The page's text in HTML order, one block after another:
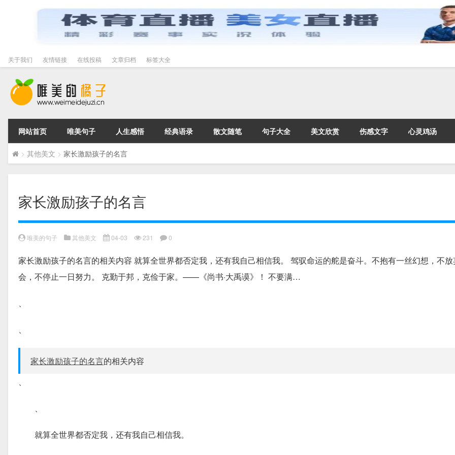
关于我们 友情链接 在线投稿 文章归档 标签大全
网站首页 唯美句子 人生感悟 经典语录 散文随笔 句子大全 美文欣赏 伤感文字 心灵鸡汤
> 其他美文 > 家长激励孩子的名言
家长激励孩子的名言
唯美的句子 其他美文 04-03 231 0
家长激励孩子的名言的相关内容 就算全世界都否定我，还有我自己相信我。 驾驭命运的舵是奋斗。不抱有一丝幻想，不
会，不停止一日努力。 克勤于邦，克俭于家。——《尚书·大禹谟》！ 不要满…
、
、
家长激励孩子的名言的相关内容
、
、
就算全世界都否定我，还有我自己相信我。